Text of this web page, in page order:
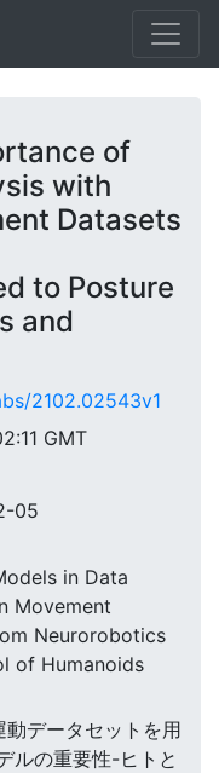
of
with
Datasets
to Posture
and
2102.02543v1
GMT
05
in Data
Movement
Neurorobotics
of Humanoids
データセットを用
ルの重要性-ヒトと